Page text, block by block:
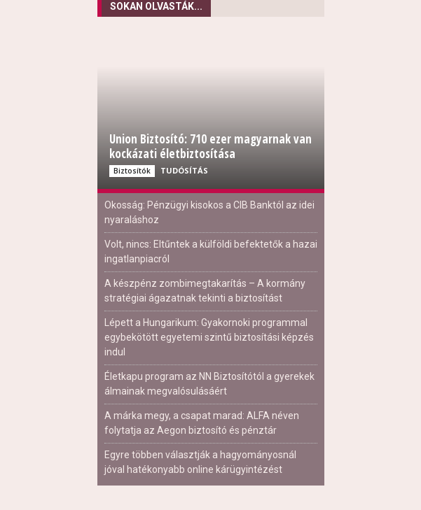
SOKAN OLVASTÁK...
Union Biztosító: 710 ezer magyarnak van
kockázati életbiztosítása
Biztosítók TUDÓSÍTÁS
Okosság: Pénzügyi kisokos a CIB Banktól az idei
nyaraláshoz
Volt, nincs: Eltűntek a külföldi befektetők a hazai
ingatlanpiacról
A készpénz zombimegtakarítás – A kormány
stratégiai ágazatnak tekinti a biztosítást
Lépett a Hungarikum: Gyakornoki programmal
egybekötött egyetemi szintű biztosítási képzés
indul
Életkapu program az NN Biztosítótól a gyerekek
álmainak megvalósulásáért
A márka megy, a csapat marad: ALFA néven
folytatja az Aegon biztosító és pénztár
Egyre többen választják a hagyományosnál
jóval hatékonyabb online kárügyintézést